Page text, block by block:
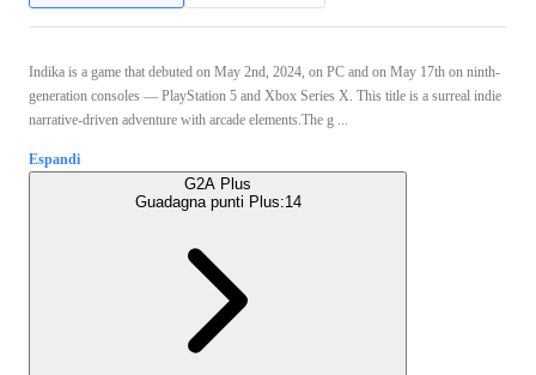
Indika is a game that debuted on May 2nd, 2024, on PC and on May 17th on ninth-
generation consoles — PlayStation 5 and Xbox Series X. This title is a surreal indie
narrative-driven adventure with arcade elements.The g ...
Espandi
G2A Plus
Guadagna punti Plus:14